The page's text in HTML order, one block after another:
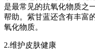
是最常见的抗氧化物质之
帮助。紫甘蓝还含有丰富
氧化物质。
2.维护皮肤健康